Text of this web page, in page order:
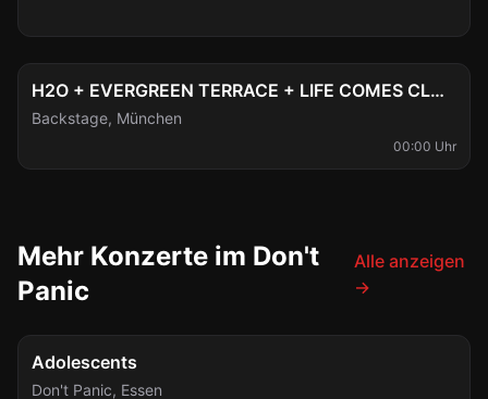
Mo., 10. Aug. H2O + EVERGREEN TERRACE + LIFE COMES CLOSER + BALE
Backstage, München
00:00 Uhr
Mehr Konzerte im Don't
Panic
Alle anzeigen
→
So., 16. Aug.
Adolescents
Don't Panic, Essen